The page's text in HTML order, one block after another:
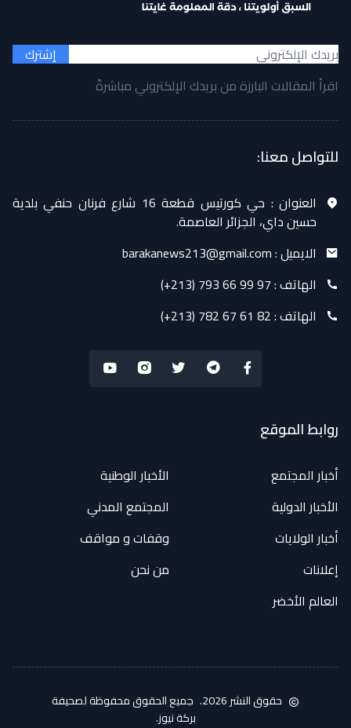
إشترك
اقرأ المقالات البارزة من بريدك الإلكتروني مباشرةً
للتواصل معنا:
العنوان :
حي كورتيس قطعة 16 شارع فرنان حنفي بلدية
حسين داي، الجزائر العاصمة.
الايميل :barakanews213@gmail.com
الهاتف :(+213) 793 66 99 97
الهاتف :(+213) 782 67 61 82
روابط الموقع
أخبار المجتمع
الأخبار الوطنية
الأخبار الدولية
المجتمع المدني
أخبار الولايات
وقفات و مواقف
إعلانات
من نحن
العالم الأخضر
حقوق النشر 2026.
جميع الحقوق محفوظة لصحيفة
بركة نيوز.